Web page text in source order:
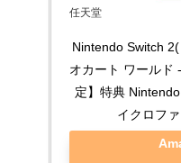
任天堂
Nintendo Switch
オカート ワールド
定】特典
イクロフ